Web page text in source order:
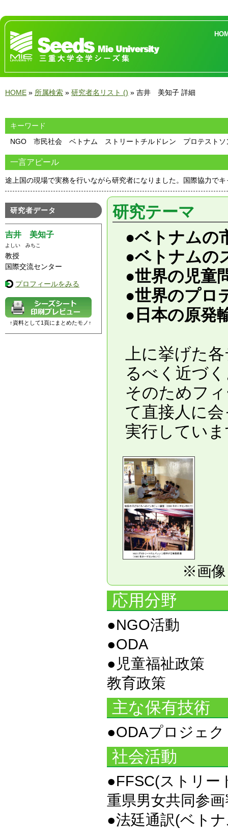
HOME » 所属検索 » 研究者名リスト () » 吉井 美知子 詳細
キーワード
NGO 市民社会 ベトナム ストリートチルドレン プロテストソ
一言アピール
途上国の現場で実務を行いながら研究者になりました。国際協力で
研究テーマ
●ベトナムの
●ベトナムの
●世界の児童
●世界のプロ
● 日本の原発
上に挙げた
るべく近づ
そのためフ
て直接人に
実行してい
※画像
応用分野
●ODA
●児童
教育政策
主な保有技術
●ODAプロジェ
社会活動
●FFSC(ス
重県男女共同参
●法廷通訳(ベト
研究者データ
吉井 美知子
よしい みちこ
教授
国際交流センター
プロフィールをみる
↑資料として1頁にまとめたモノ↑